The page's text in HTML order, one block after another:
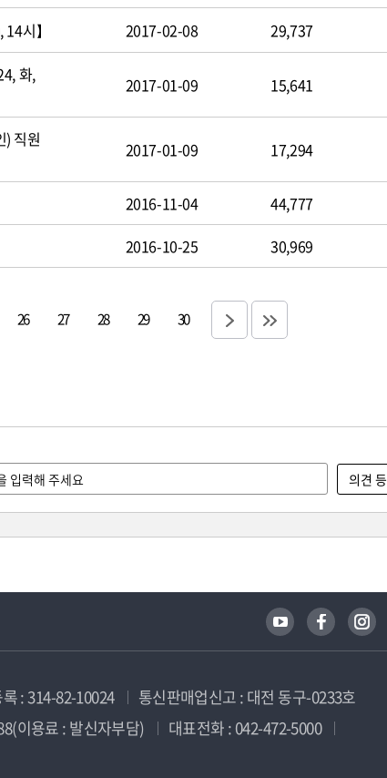
시】 2017-02-08 29,737
화,
2017-01-09 15,641
) 직원
2017-01-09 17,294
2016-11-04
44,777
2016-10-25 30,969
26 27 28 29 30
: 314-82-10024
통신판매업신고 : 대전 동구-0233호
이용료 : 발신자부담)
대표전화 : 042-472-5000